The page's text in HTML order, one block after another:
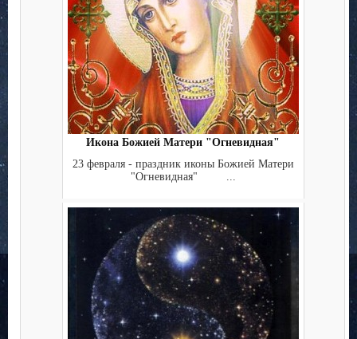
Икона Божией Матери "Огневидная"
23 февраля - праздник иконы Божией Матери
"Огневидная" ...